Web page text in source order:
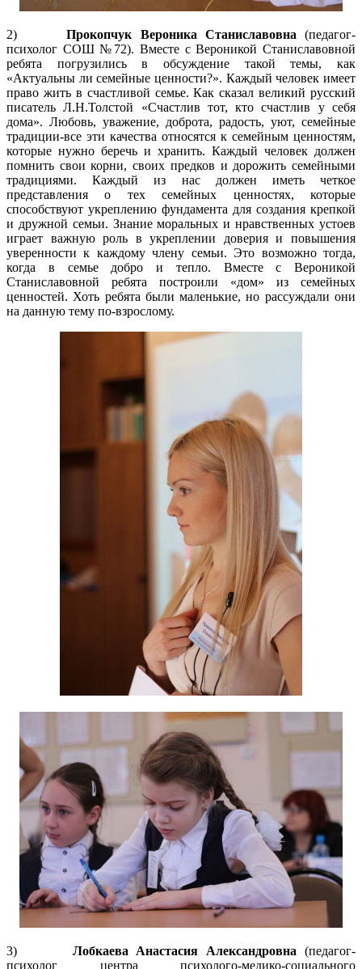
2)Прокопчук Вероника Станиславовна (педагог-
психолог СОШ №72). Вместе с Вероникой Станиславовной
ребята погрузились в обсуждение такой темы, как
«Актуальны ли семейные ценности?». Каждый человек имеет
право жить в счастливой семье. Как сказал великий русский
писатель Л.Н.Толстой «Счастлив тот, кто счастлив у себя
дома». Любовь, уважение, доброта, радость, уют, семейные
традиции-все эти качества относятся к семейным ценностям,
которые нужно беречь и хранить. Каждый человек должен
помнить свои корни, своих предков и дорожить семейными
традициями. Каждый из нас должен иметь четкое
представления о тех семейных ценностях, которые
способствуют укреплению фундамента для создания крепкой
и дружной семьи. Знание моральных и нравственных устоев
играет важную роль в укреплении доверия и повышения
уверенности к каждому члену семьи. Это возможно тогда,
когда в семье добро и тепло. Вместе с Вероникой
Станиславовной ребята построили «дом» из семейных
ценностей. Хоть ребята были маленькие, но рассуждали они
на данную тему по-взрослому.
3) Лобкаева Анастасия Александровна (педагог-
психолог центра психолого-медико-социального